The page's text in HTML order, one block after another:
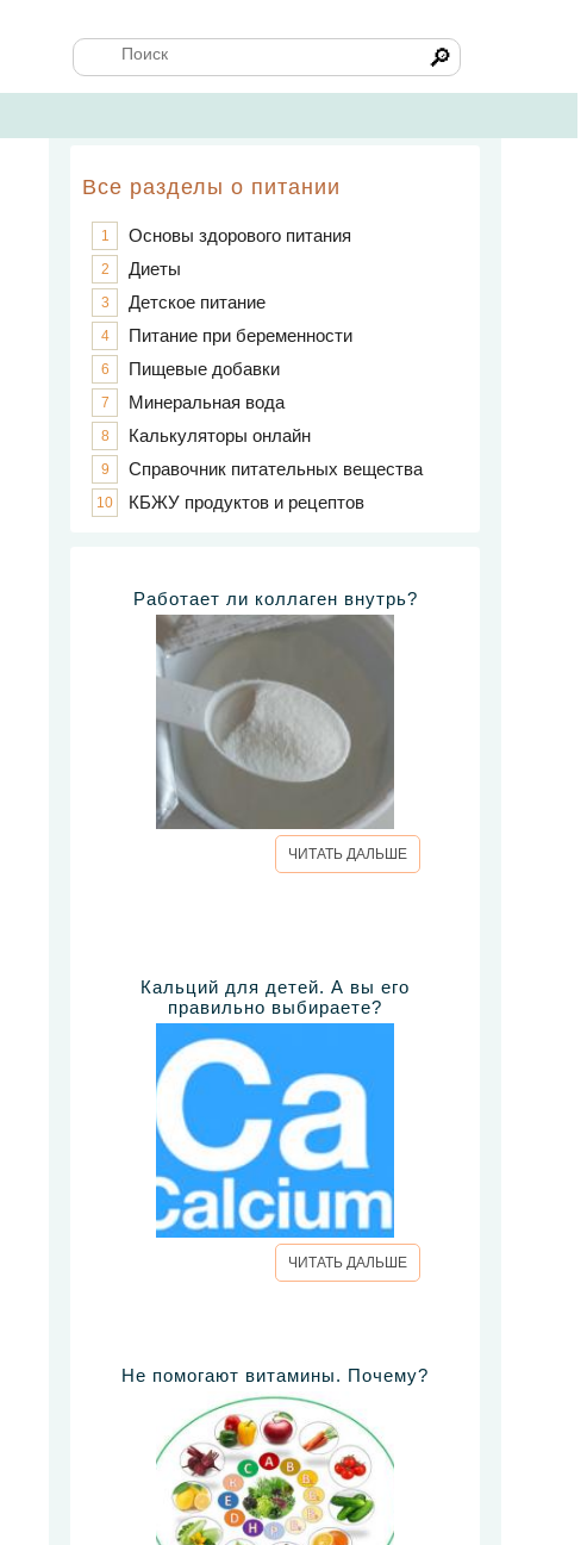
🔎
Все разделы о питании
1 Основы здорового питания
2 Диеты
3 Детское питание
4 Питание при беременности
6 Пищевые добавки
7 Минеральная вода
8 Калькуляторы онлайн
9 Справочник питательных вещества
10 КБЖУ продуктов и рецептов
Работает ли коллаген внутрь?
ЧИТАТЬ ДАЛЬШЕ
Кальций для детей. А вы его
правильно выбираете?
ЧИТАТЬ ДАЛЬШЕ
Не помогают витамины. Почему?